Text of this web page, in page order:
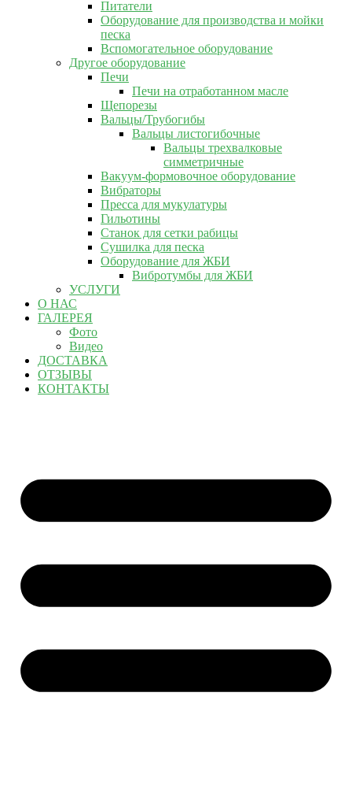
Питатели
Оборудование для производства и мойки
песка
Вспомогательное оборудование
Другое оборудование
Печи
Печи на отработанном масле
Щепорезы
Вальцы/Трубогибы
Вальцы листогибочные
Вальцы трехвалковые
симметричные
Вакуум-формовочное оборудование
Вибраторы
Пресса для мукулатуры
Гильотины
Станок для сетки рабицы
Сушилка для песка
Оборудование для ЖБИ
Вибротумбы для ЖБИ
УСЛУГИ
О НАС
ГАЛЕРЕЯ
Фото
Видео
ДОСТАВКА
ОТЗЫВЫ
КОНТАКТЫ